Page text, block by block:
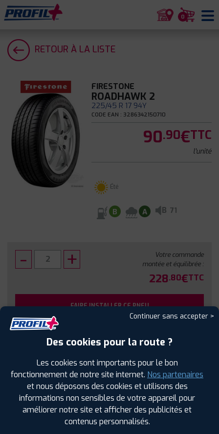
0
RETOUR À LA LISTE
FIRESTONE
ROADHAWK 2
225/45 R 17 94Y
CODE EAN : 3286342150710
90.90€TTC
l'unité
Été
B A B 71
Votre commande
montée et équilibrée :
228.80€TTC
FAIRE INSTALLER CE PNEU
Sous réserve de disponibilité en agence
SPÉCIFICATIONS AVIS CLIENTS ÉTIQUETAGE
Étiquetage
Continuer sans accepter >
Des cookies pour la route ?
Les cookies sont importants pour le bon
fonctionnement de notre site internet. Nos partenaires
et nous déposons des cookies et utilisons des
informations non sensibles de votre appareil pour
améliorer notre site et afficher des publicités et
contenus personnalisés.